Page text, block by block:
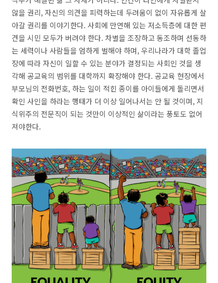
않을 권리,자신의 의견을 피력하는데 두려움이 없이 자유롭게 살
아갈 권리를 이야기한다. 사회에 만연해 있는 저소득층에 대한 편
견을 시민 모두가 버려야 한다. 차별을 조장하고 동조하며 선동하
는 세력이나 사람들을 엄하게 벌해야 하며,우리나라가 대학 졸업
장에 따라 자신이 일할 수 있는 분야가 결정되는 사회인 것을 생
각해 공교육의 범위를 대학까지 확장해야 한다. 공교육 현장에서
부모님의 전화번호, 하는 일이 적힌 종이를 아이들에게 돌리면서
확인 사인을 하라는 행태가 더 이상 일어나서는 안 될 것이며,지
식위주의 전문직이 되는 것만이 이상적인 삶이라는 풍토도 없어
져야한다.